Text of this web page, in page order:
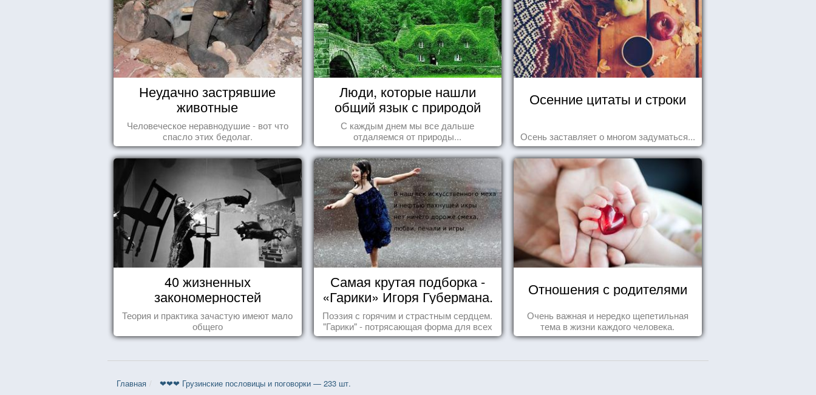
Неудачно застрявшие
животные
Человеческое неравнодушие - вот что
спасло этих бедолаг.
Люди, которые нашли
общий язык с природой
С каждым днем мы все дальше
отдаляемся от природы...
Осенние цитаты и строки
Осень заставляет о многом задуматься...
40 жизненных
закономерностей
Теория и практика зачастую имеют мало
общего
Самая крутая подборка -
«Гарики» Игоря Губермана.
Читайте, получайте
удовольствие!
Поэзия с горячим и страстным сердцем.
"Гарики" - потрясающая форма для всех
случаев жизни.
Отношения с родителями
Очень важная и нередко щепетильная
тема в жизни каждого человека.
Главная ❤❤❤ Грузинские пословицы и поговорки — 233 шт.